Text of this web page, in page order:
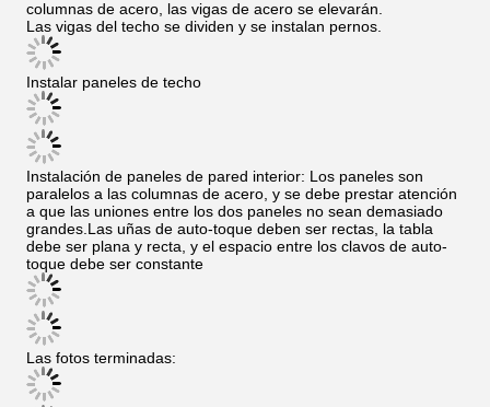
La soldadura de los tornillos de anclaje debe estar firmemente
conectada, garantizando el eje y la elevación.La parte inferior
del tornillo y la parte inferior del perno debe ser soldado
cruzado firmemente con el refuerzo principalAgitar los tornillos
para su inspección una vez finalizada la soldadura.
Instalación de vigas de plataforma y columnas de acero
Cuando se elevan columnas de acero, las tuercas de los
cimientos deben nivelarse de antemano.Después de que las
columnas de acero están básicamente en su lugarLa nuez de
anclaje debe ser apretada.
Elevación de las vigas de acero después del montaje: una vez
terminada la construcción de las barras de sujeción de
columnas de acero, las vigas de acero se elevarán.
Las vigas del techo se dividen y se instalan pernos.
Instalar paneles de techo